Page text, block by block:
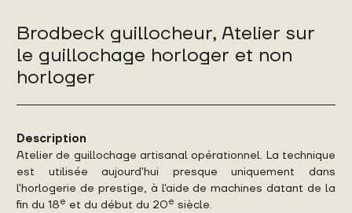
Brodbeck guillocheur, Atelier sur
le guillochage horloger et non
horloger
Description
Atelier de guillochage artisanal opérationnel. La technique
est utilisée aujourd'hui presque uniquement dans
l'horlogerie de prestige, à l'aide de machines datant de la
fin du 18e et du début du 20e siècle.